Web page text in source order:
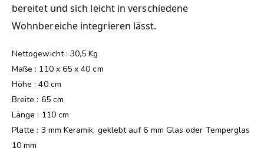
bereitet und sich leicht in verschiedene
Wohnbereiche integrieren lässt.
Nettogewicht : 30,5 Kg
Maße : 110 x 65 x 40 cm
Höhe : 40 cm
Breite : 65 cm
Länge : 110 cm
Platte : 3 mm Keramik, geklebt auf 6 mm Glas oder Temperglas
10 mm